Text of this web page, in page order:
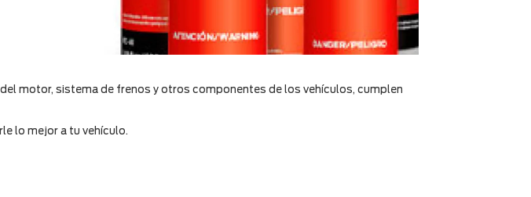
motor, sistema de frenos y otros componentes de los vehículos, cumplen
lo mejor a tu vehículo.